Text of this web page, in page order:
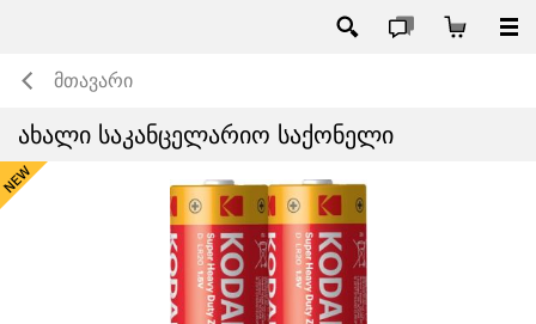
მთავარი
ახალი საკანცელარიო საქონელი